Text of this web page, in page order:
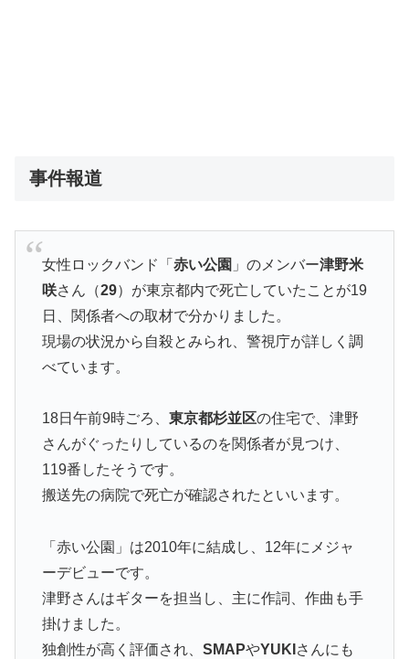
事件報道
女性ロックバンド「 赤い公園 」のメンバー津野米
咲さん（29）が東京都内で死亡していたことが19
日、関係者への取材で分かりました。
現場の状況から自殺とみられ、警視庁が詳しく調
べています。
18日午前9時ごろ、 東京都杉並区の住宅で、津野
さんがぐったりしているのを関係者が見つけ、
119番したそうです。
搬送先の病院で死亡が確認されたといいます。
「赤い公園」は2010年に結成し、12年にメジャ
ーデビューです。
津野さんはギターを担当し、主に作詞、作曲も手
掛けました。
独創性が高く評価され、 SMAPやYUKI さんにも